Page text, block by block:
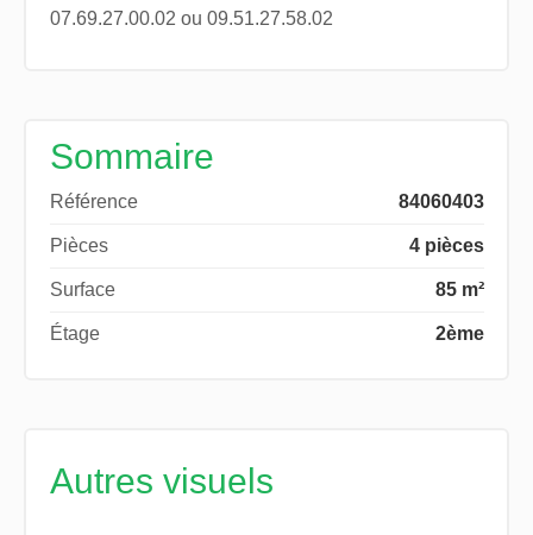
07.69.27.00.02 ou 09.51.27.58.02
Sommaire
Référence 84060403
Pièces 4 pièces
Surface 85 m²
Étage 2ème
Autres visuels